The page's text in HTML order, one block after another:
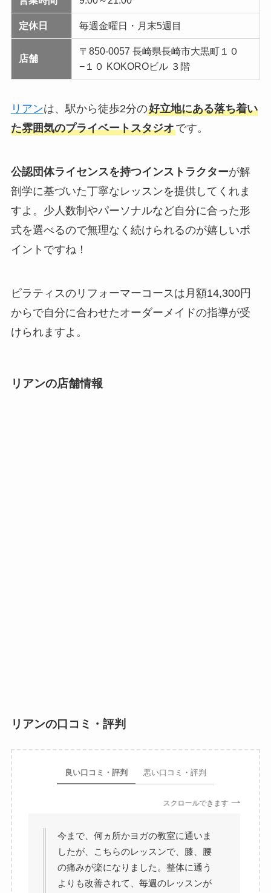
定休日 毎週金曜日・月末5週目
店舗
〒850-0057 長崎県長崎市大黒町１０
−１０ KOKOROビル ３階
リアンは、駅から徒歩2分の好立地にある落ち着い
た雰囲気のプライベートスタジオです。
公認団体ライセンスを持つインストラクターが解
剖学に基づいた丁寧なレッスンを提供してくれま
すよ。少人数制やパーソナルなど自分に合った形
式を選べるので無理なく続けられるのが嬉しいポ
イントですね！
ピラティスのリフォーマーコースは月額14,300円
からで自分に合わせたオーダーメイドの指導が受
けられますよ。
リアンの店舗情報
リアンの口コミ・評判
良い口コミ・評判 悪い口コミ・評判
スクロールできます
今まで、何ヵ所かヨガの教室に通いま
したが、こちらのレッスンで、膝、腰
の痛みが楽になりました。整体に通う
よりも改善されて、毎週のレッスンが